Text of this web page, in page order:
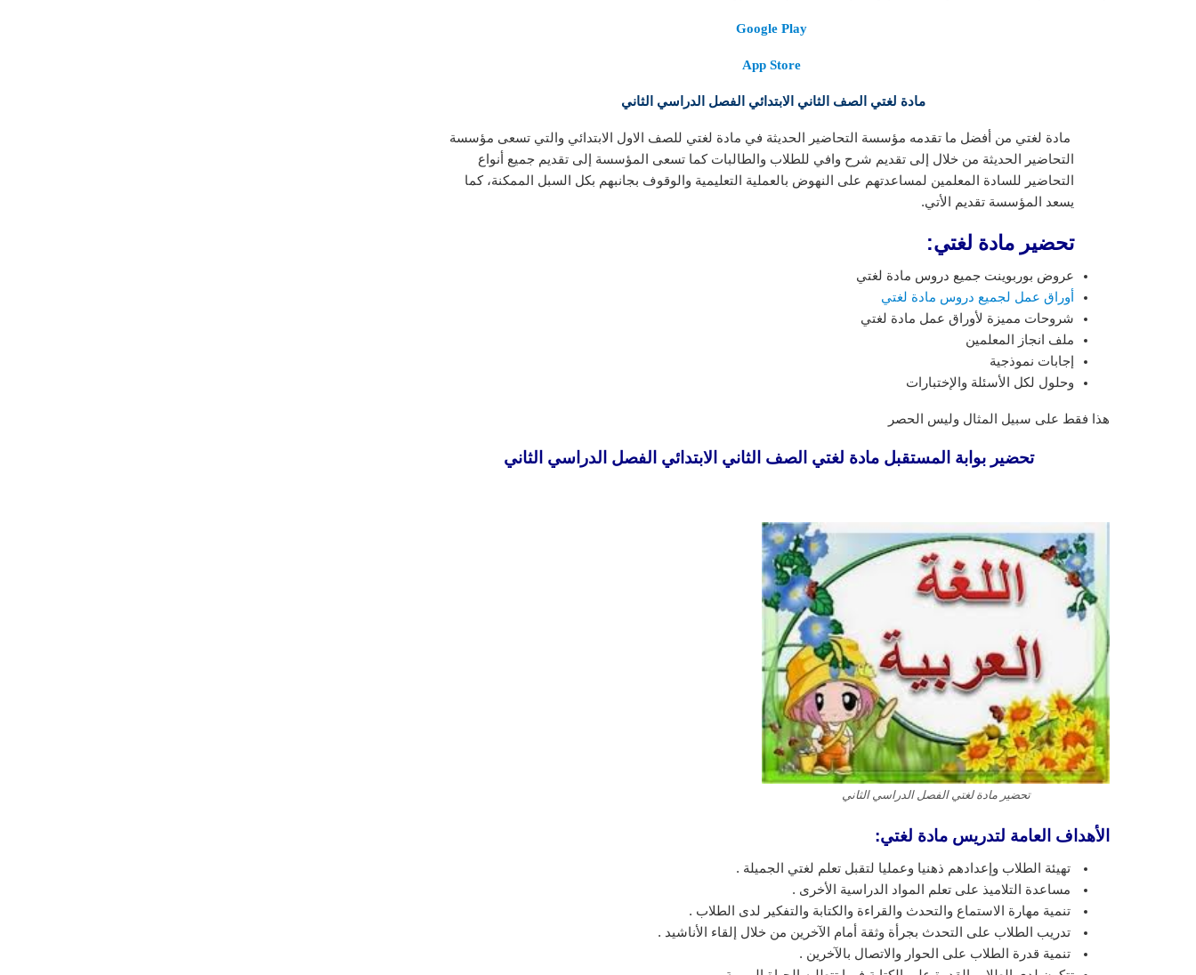
Google Play
App Store
مادة لغتي الصف الثاني الابتدائي الفصل الدراسي الثاني
مادة لغتي من أفضل ما تقدمه مؤسسة التحاضير الحديثة في مادة لغتي للصف الاول الابتدائي والتي تسعى مؤسسة
التحاضير الحديثة من خلال إلى تقديم شرح وافي للطلاب والطالبات كما تسعى المؤسسة إلى تقديم جميع أنواع
التحاضير للسادة المعلمين لمساعدتهم على النهوض بالعملية التعليمية والوقوف بجانبهم بكل السبل الممكنة، كما
يسعد المؤسسة تقديم الأتي.
تحضير مادة لغتي:
عروض بوربوينت جميع دروس مادة لغتي
أوراق عمل لجميع دروس مادة لغتي
شروحات مميزة لأوراق عمل مادة لغتي
ملف انجاز المعلمين
إجابات نموذجية
وحلول لكل الأسئلة والإختبارات
هذا فقط على سبيل المثال وليس الحصر
تحضير بوابة المستقبل مادة لغتي الصف الثاني الابتدائي الفصل الدراسي الثاني
تحضير مادة لغتي الفصل الدراسي الثاني
الأهداف العامة لتدريس مادة لغتي:
تهيئة الطلاب وإعدادهم ذهنيا وعمليا لتقبل تعلم لغتي الجميلة .
مساعدة التلاميذ على تعلم المواد الدراسية الأخرى .
تنمية مهارة الاستماع والتحدث والقراءة والكتابة والتفكير لدى الطلاب .
تدريب الطلاب على التحدث بجرأة وثقة أمام الآخرين من خلال إلقاء الأناشيد .
تنمية قدرة الطلاب على الحوار والاتصال بالآخرين .